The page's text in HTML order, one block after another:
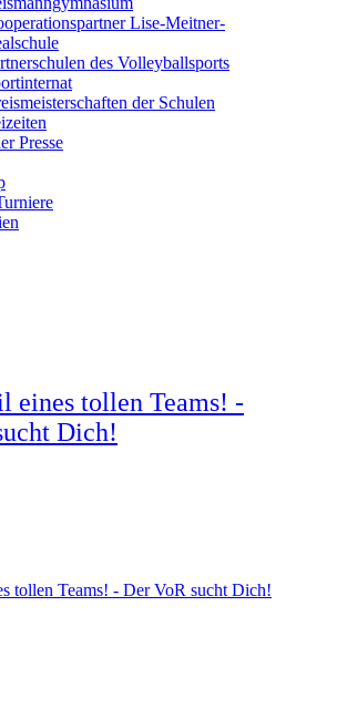
Lise-Meitner-
des Volleyballsports
der Schulen
Presse
eines tollen Teams! -
Dich!
tollen Teams! - Der VoR sucht Dich!